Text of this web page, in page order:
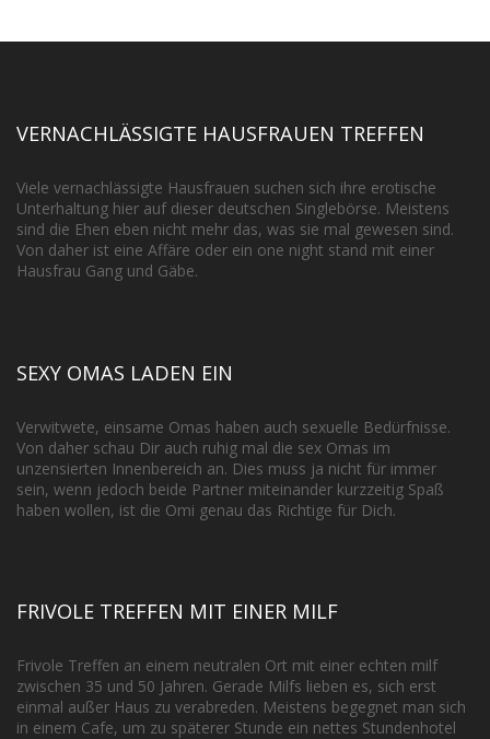
VERNACHLÄSSIGTE HAUSFRAUEN TREFFEN
Viele vernachlässigte Hausfrauen suchen sich ihre erotische
Unterhaltung hier auf dieser deutschen Singlebörse. Meistens
sind die Ehen eben nicht mehr das, was sie mal gewesen sind.
Von daher ist eine Affäre oder ein one night stand mit einer
Hausfrau Gang und Gäbe.
SEXY OMAS LADEN EIN
Verwitwete, einsame Omas haben auch sexuelle Bedürfnisse.
Von daher schau Dir auch ruhig mal die sex Omas im
unzensierten Innenbereich an. Dies muss ja nicht für immer
sein, wenn jedoch beide Partner miteinander kurzzeitig Spaß
haben wollen, ist die Omi genau das Richtige für Dich.
FRIVOLE TREFFEN MIT EINER MILF
Frivole Treffen an einem neutralen Ort mit einer echten milf
zwischen 35 und 50 Jahren. Gerade Milfs lieben es, sich erst
einmal außer Haus zu verabreden. Meistens begegnet man sich
in einem Cafe, um zu späterer Stunde ein nettes Stundenhotel